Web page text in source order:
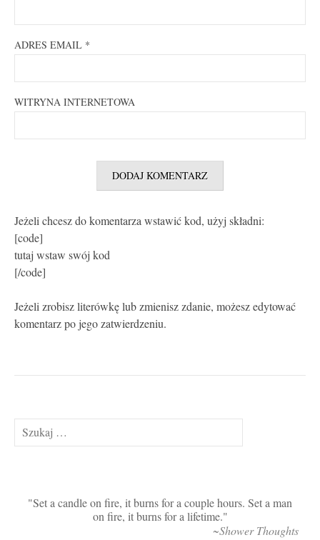
ADRES EMAIL *
WITRYNA INTERNETOWA
Jeżeli chcesz do komentarza wstawić kod, użyj składni:
[code]
tutaj wstaw swój kod
[/code]
Jeżeli zrobisz literówkę lub zmienisz zdanie, możesz edytować
komentarz po jego zatwierdzeniu.
Szukaj:
Set a candle on fire, it burns for a couple hours. Set a man
on fire, it burns for a lifetime.
~Shower Thoughts